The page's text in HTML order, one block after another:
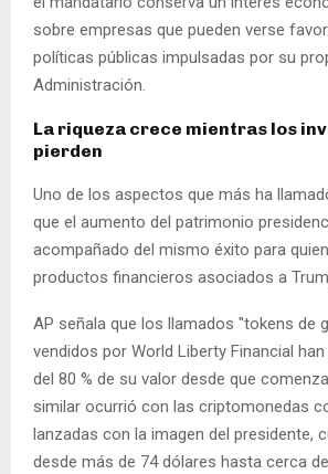
sobre empresas que pueden verse
políticas públicas impulsadas por su
Administración.
La riqueza crece mientras los
pierden
Uno de los aspectos que más ha
que el aumento del patrimonio
acompañado del mismo éxito para
productos financieros asociados a
AP señala que los llamados "tokens de
vendidos por World Liberty Financial
del 80 % de su valor desde que
similar ocurrió con las criptomonedas
lanzadas con la imagen del presidente,
desde más de 74 dólares hasta cerca